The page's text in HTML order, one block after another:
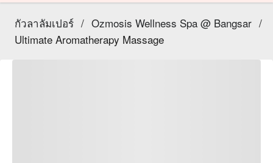
กัวลาลัมเปอร์ / Ozmosis Wellness Spa @ Bangsar /
Ultimate Aromatherapy Massage